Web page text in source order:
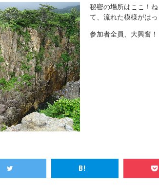
秘密の場所はここ！
て、流れた模様がはっ
参加者全員、大興奮！